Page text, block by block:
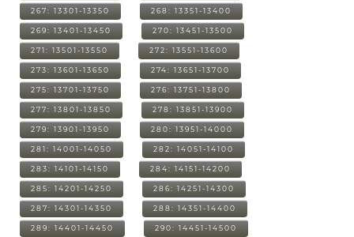
267: 13301-13350 268: 13351-13400
269: 13401-13450 270: 13451-13500
271: 13501-13550 272: 13551-13600
273: 13601-13650 274: 13651-13700
275: 13701-13750 276: 13751-13800
277: 13801-13850 278: 13851-13900
279: 13901-13950 280: 13951-14000
281: 14001-14050 282: 14051-14100
283: 14101-14150 284: 14151-14200
285: 14201-14250 286: 14251-14300
287: 14301-14350 288: 14351-14400
289: 14401-14450 290: 14451-14500